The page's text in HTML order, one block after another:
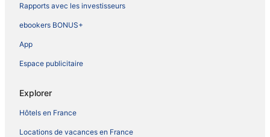
Rapports avec les investisseurs
ebookers BONUS+
App
Espace publicitaire
Explorer
Hôtels en France
Locations de vacances en France